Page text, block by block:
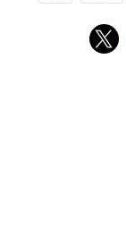
Q あなたの子供